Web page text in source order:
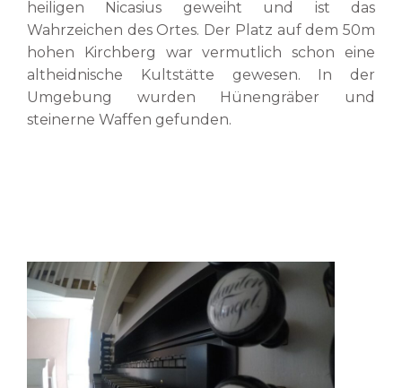
heiligen Nicasius geweiht und ist das
Wahrzeichen des Ortes. Der Platz auf dem 50m
hohen Kirchberg war vermutlich schon eine
altheidnische Kultstätte gewesen. In der
Umgebung wurden Hünengräber und
steinerne Waffen gefunden.